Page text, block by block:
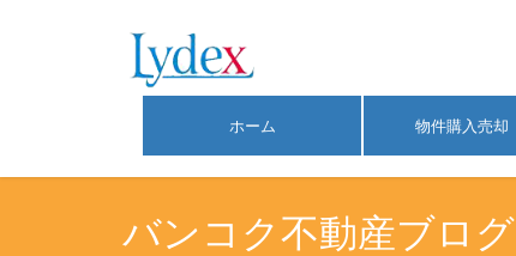
ホーム 物件購入売却
バンコク不動産ブログ